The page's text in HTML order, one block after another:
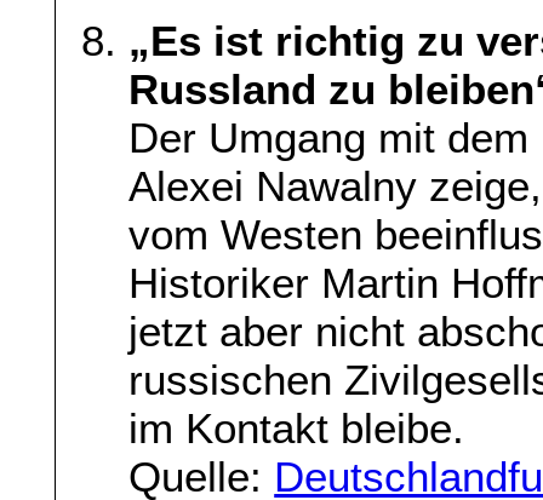
„Es ist richtig zu
Russland zu
Der Umgang mit
Alexei Nawalny
vom Westen
Historiker Martin
jetzt aber nicht
russischen
im Kontakt bleibe.
Quelle: